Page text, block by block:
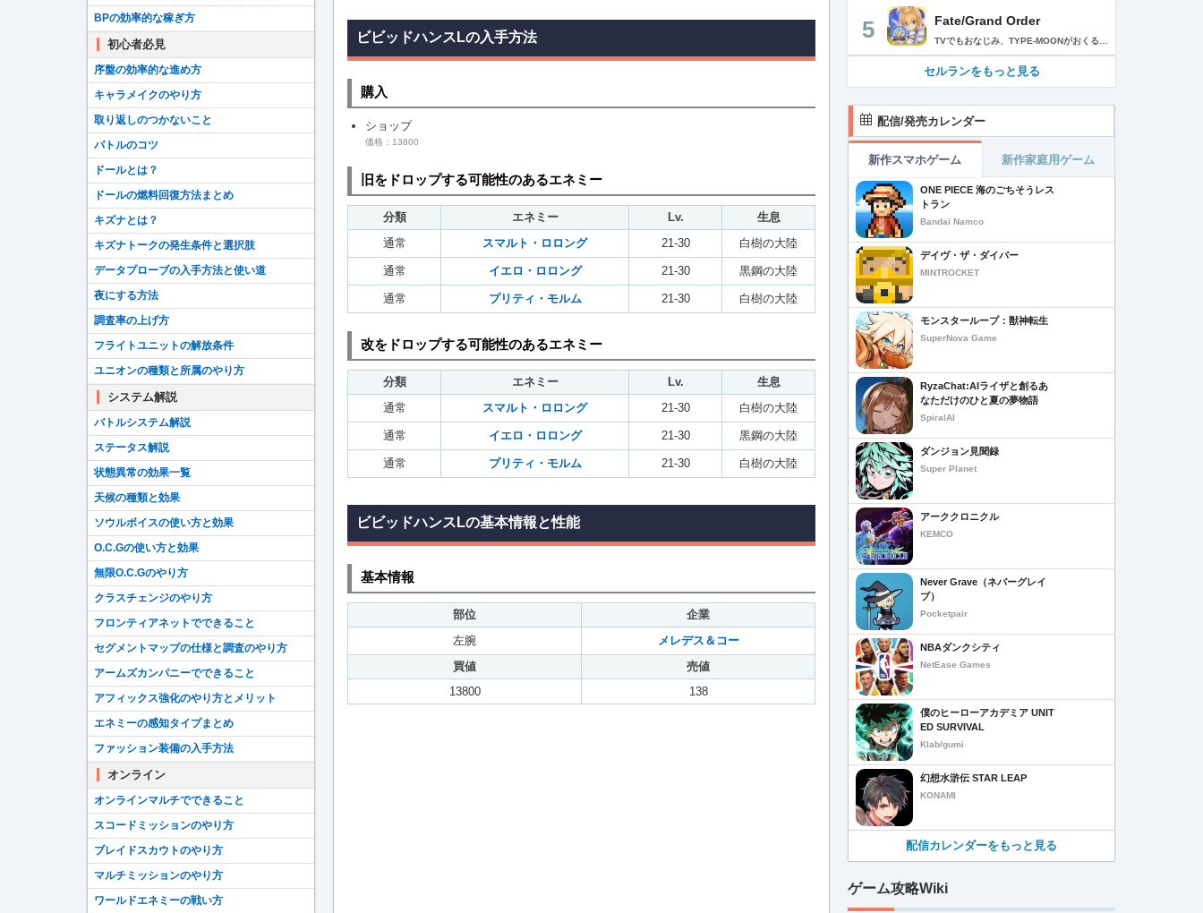
ビビッドハンスLの入手方法
購入
ショップ
価格：13800
旧をドロップする可能性のあるエネミー
分類 エネミー Lv.
生息
通常
スマルト・ロロング 21-30 白樹の大陸
通常 イエロ・ロロング 21-30 黒鋼の大陸
通常 プリティ・モルム 21-30 白樹の大陸
改をドロップする可能性のあるエネミー
分類 エネミー Lv.
生息
通常
スマルト・ロロング 21-30 白樹の大陸
通常 イエロ・ロロング 21-30 黒鋼の大陸
通常 プリティ・モルム 21-30 白樹の大陸
ビビッドハンスLの基本情報と性能
基本情報
部位
企業
左腕
メレデス＆コー
買値
売値
13800
138
BPの効率的な稼ぎ方
初心者必見
序盤の効率的な進め方
キャラメイクのやり方
取り返しのつかないこと
バトルのコツ
ドールとは？
ドールの燃料回復方法まとめ
キズナとは？
キズナトークの発生条件と選択肢
データプローブの入手方法と使い道
夜にする方法
調査率の上げ方
フライトユニットの解放条件
ユニオンの種類と所属のやり方
システム解説
バトルシステム解説
ステータス解説
状態異常の効果一覧
天候の種類と効果
ソウルボイスの使い方と効果
O.C.Gの使い方と効果
無限O.C.Gのやり方
クラスチェンジのやり方
フロンティアネットでできること
セグメントマップの仕様と調査のやり方
アームズカンパニーでできること
アフィックス強化のやり方とメリット
エネミーの感知タイプまとめ
ファッション装備の入手方法
オンライン
オンラインマルチでできること
スコードミッションのやり方
ブレイドスカウトのやり方
マルチミッションのやり方
ワールドエネミーの戦い方
5 Fate/Grand Order
セルランをもっと見る
配信/発売カレンダー
新作スマホゲーム 新作家庭用ゲーム
ONE PIECE 海のごちそうレス
トラン
Bandai Namco
デイヴ・ザ・ダイバー
MINTROCKET
モンスターループ：獣神転生
SuperNova Game
RyzaChat:AIライザと創るあ
なただけのひと夏の夢物語
SpiralAI
ダンジョン見聞録
Super Planet
アーククロニクル
KEMCO
Never Grave（ネバーグレイ
ブ）
Pocketpair
NBAダンクシティ
NetEase Games
僕のヒーローアカデミア UNIT
ED SURVIVAL
Klab/gumi
幻想水滸伝 STAR LEAP
KONAMI
配信カレンダーをもっと見る
ゲーム攻略Wiki